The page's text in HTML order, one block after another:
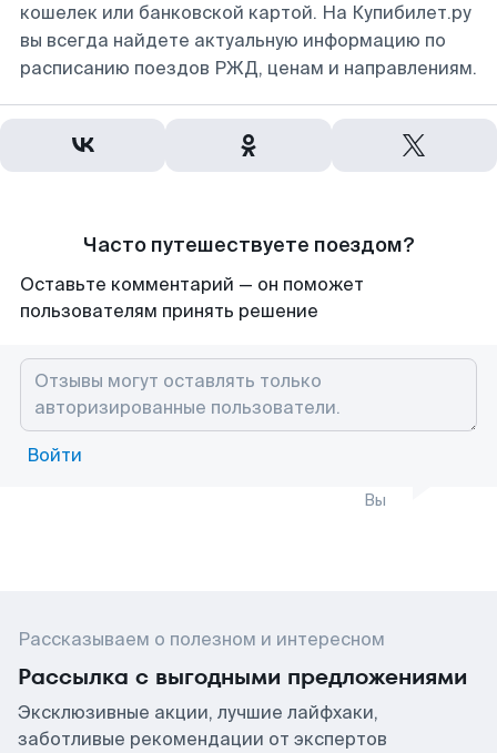
кошелек или банковской картой. На Купибилет.ру
вы всегда найдете актуальную информацию по
расписанию поездов РЖД, ценам и направлениям.
Часто путешествуете поездом?
Оставьте комментарий — он поможет
пользователям принять решение
Войти
Вы
Рассказываем о полезном и интересном
Рассылка с выгодными предложениями
Эксклюзивные акции, лучшие лайфхаки,
заботливые рекомендации от экспертов